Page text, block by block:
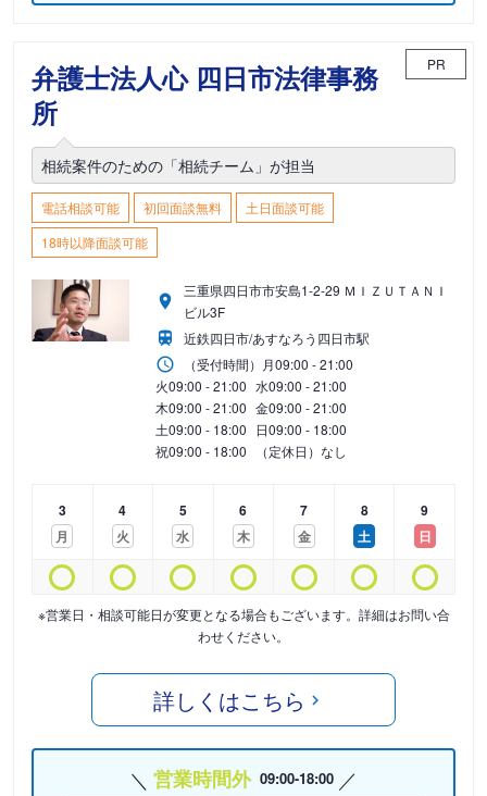
弁護士法人心 四日市法律事務
所
PR
相続案件のための「相続チーム」が担当
電話相談可能 初回面談無料
土日面談可能
18時以降面談可能
三重県四日市市安島1-2-29 ＭＩＺＵＴＡＮＩ
ビル3F
近鉄四日市/あすなろう四日市駅
（受付時間） 月09:00 - 21:00
火09:00 - 21:00 水09:00 - 21:00
木09:00 - 21:00 金09:00 - 21:00
土09:00 - 18:00 日09:00 - 18:00
祝09:00 - 18:00 （定休日）なし
3
月
4
火
5
水
6
木
7
金
8
土
9
日
※営業日・相談可能日が変更となる場合もございます。詳細はお問い合
わせください。
詳しくはこちら
営業時間外 09:00-18:00